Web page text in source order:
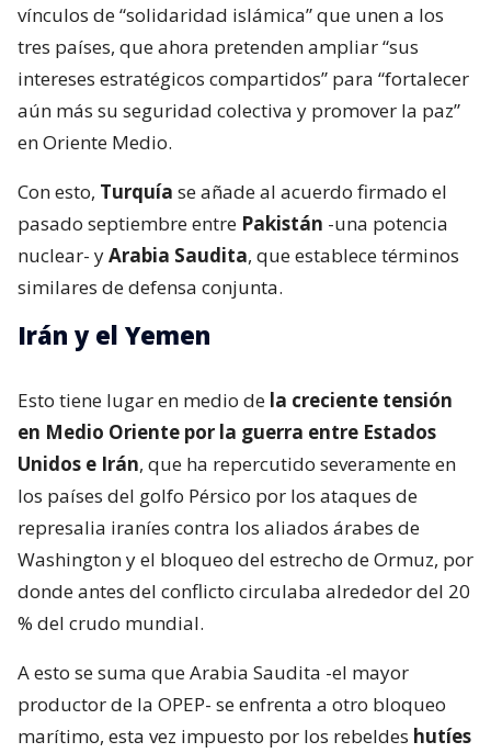
vínculos de “solidaridad islámica” que unen a los
tres países, que ahora pretenden ampliar “sus
intereses estratégicos compartidos” para “fortalecer
aún más su seguridad colectiva y promover la paz”
en Oriente Medio.
Con esto, Turquía se añade al acuerdo firmado el
pasado septiembre entre Pakistán -una potencia
nuclear- yArabia Saudita, que establece términos
similares de defensa conjunta.
Irán y el Yemen
Esto tiene lugar en medio de la creciente tensión
en Medio Oriente por la guerra entre Estados
Unidos e Irán, que ha repercutido severamente en
los países del golfo Pérsico por los ataques de
represalia iraníes contra los aliados árabes de
Washington y el bloqueo del estrecho de Ormuz, por
donde antes del conflicto circulaba alrededor del 20
% del crudo mundial.
A esto se suma que Arabia Saudita -el mayor
productor de la OPEP- se enfrenta a otro bloqueo
marítimo, esta vez impuesto por los rebeldes hutíes